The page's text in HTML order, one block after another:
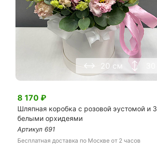
20 см
8 170 ₽
Шляпная коробка с розовой эустомой и 3
белыми орхидеями
Артикул 691
Бесплатная доставка по Москве от 2 часов